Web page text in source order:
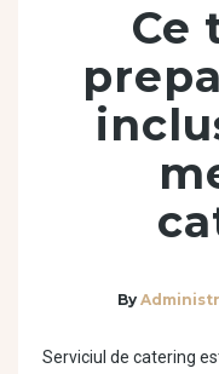
Ce
By
Serviciul de catering